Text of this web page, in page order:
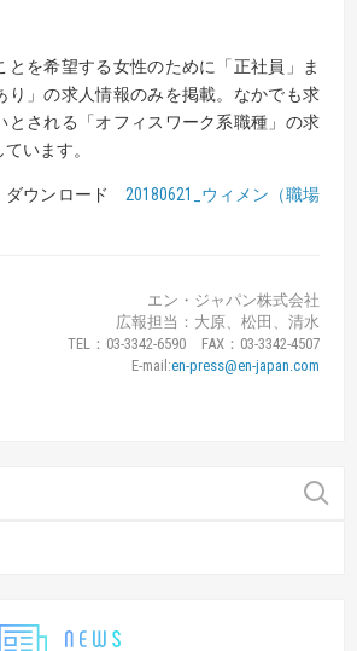
とを希望する女性のために「正社員」ま
り」の求人情報のみを掲載。なかでも求
とされる「オフィスワーク系職種」の求
います。
ウンロード 20180621_ウィメン（職場
エン・ジャパン株式会社
広報担当：大原、松田、清水
TEL：03-3342-6590 FAX：03-3342-4507
E-mail:en-press@en-japan.com